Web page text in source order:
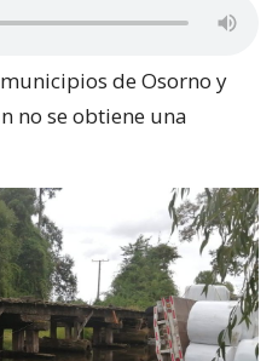
de Osorno y
no se obtiene una